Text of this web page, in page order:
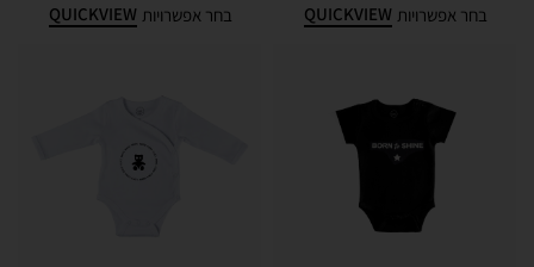
בחר אפשרויות QUICKVIEW בחר אפשרויות QUICKVIEW